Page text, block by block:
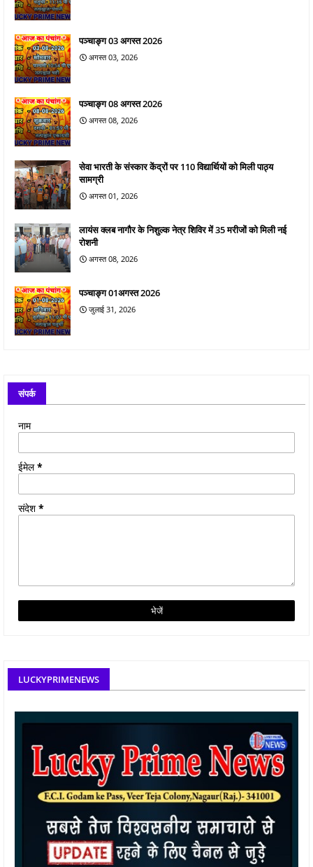
पञ्चाङ्ग 03 अगस्त 2026
अगस्त 03, 2026
पञ्चाङ्ग 08 अगस्त 2026
अगस्त 08, 2026
सेवा भारती के संस्कार केंद्रों पर 110 विद्यार्थियों को मिली पाठ्य
सामग्री
अगस्त 01, 2026
लायंस क्लब नागौर के निशुल्क नेत्र शिविर में 35 मरीजों को मिली नई
रोशनी
अगस्त 08, 2026
पञ्चाङ्ग 01अगस्त 2026
जुलाई 31, 2026
संपर्क
नाम
ईमेल*
संदेश*
LUCKYPRIMENEWS